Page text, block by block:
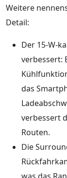
Weitere
Detail:
Der
verbessert:
das
verbessert
Routen.
Die
was das